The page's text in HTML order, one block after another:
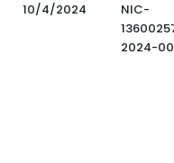
10/4/2024
NIC-
2024-